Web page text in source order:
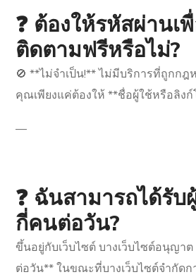
❓ ต้องให้รหัสผ่านเ
ติดตามฟรีหรือไม่?
🚫 **ไม่จำเป็น!** ไม่มีบริการที่ถูกก
คุณเพียงแค่ต้องให้ **ชื่อผู้ใช้หรือลิง
—
❓ ฉันสามารถได้รั
กี่คนต่อวัน?
ขึ้นอยู่กับเว็บไซต์ บางเว็บไซต์อนุญา
ต่อวัน** ในขณะที่บางเว็บไซต์จำกัดก